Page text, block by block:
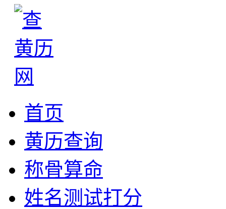
首页
黄历查询
称骨算命
姓名测试打分